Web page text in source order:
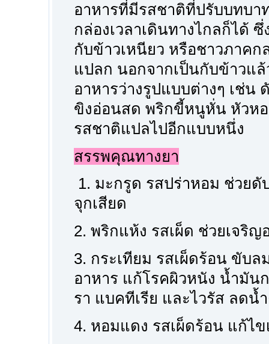
อาหารที่มีรสชาติที่ปรับบทบา
กล่องเวลาเดินทางไกลก็ได้
กับข้าวเหนียว หรือชาวภาคก
แปลก นอกจากเป็นกับข้าวแ
อาหารว่างรูปแบบต่างๆ เช่น
ขิงอ่อนสด พริกขี้หนูหั่น หัวห
รสชาติแปลไปอีกแบบหนึ่ง
สรรพคุณทางยา
1. มะกรูด รสปร่าหอม ช่วย
จุกเสียด
2. พริกแห้ง รสเผ็ด ช่วยเจริ
3. กระเทียม รสเผ็ดร้อน ขับ
อาหาร แก้โรคผิวหนัง น้ำมัน
รา แบคทีเรีย และไวรัส ลด
4. หอมแดง รสเผ็ดร้อน แก้ไ